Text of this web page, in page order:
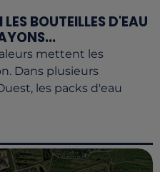
BOUTEILLES D'EAU
mettent les
Dans plusieurs
les packs d'eau